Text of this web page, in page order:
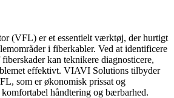
(VFL) er et essentielt værktøj, der hurtigt
i fiberkabler. Ved at identificere
kan teknikere diagnosticere,
effektivt. VIAVI Solutions tilbyder
som er økonomisk prissat og
håndtering og bærbarhed.